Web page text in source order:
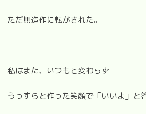
ただ無造作に転がされた。
私はまた、いつもと変わらず
うっすらと作った笑顔で「いいよ」と